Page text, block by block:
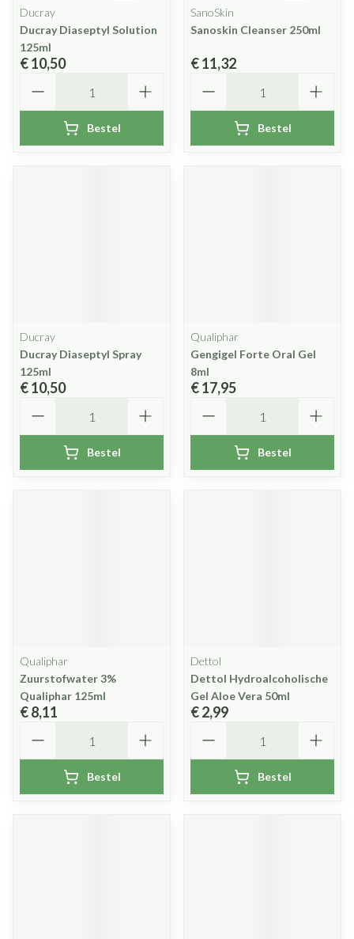
Ducray
Ducray Diaseptyl Solution
125ml
€ 10,50
Bestel
SanoSkin
Sanoskin Cleanser 250ml
€ 11,32
Bestel
Ducray
Ducray Diaseptyl Spray
125ml
€ 10,50
Bestel
Qualiphar
Gengigel Forte Oral Gel
8ml
€ 17,95
Bestel
Qualiphar
Zuurstofwater 3%
Qualiphar 125ml
€ 8,11
Bestel
Dettol
Dettol Hydroalcoholische
Gel Aloe Vera 50ml
€ 2,99
Bestel